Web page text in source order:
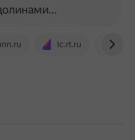
lc.rt.ru